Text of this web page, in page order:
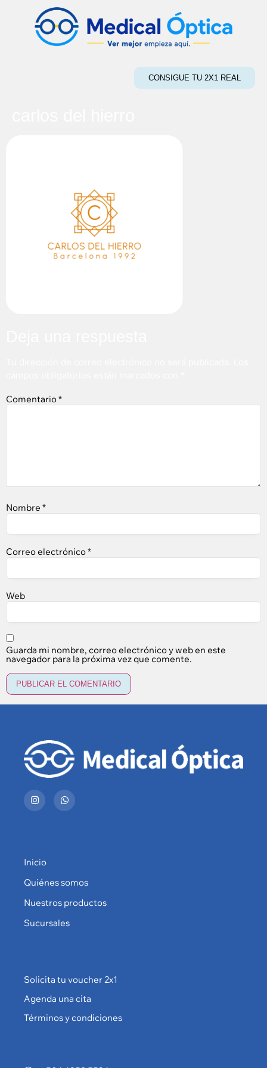
CONSIGUE TU 2X1 REAL
Comentario*
Nombre *
Correo electrónico*
Web
Guarda mi nombre, correo electrónico y web en este
navegador para la próxima vez que comente.
Inicio
Quiénes somos
Nuestros productos
Sucursales
Solicita tu voucher 2x1
Agenda una cita
Términos y condiciones